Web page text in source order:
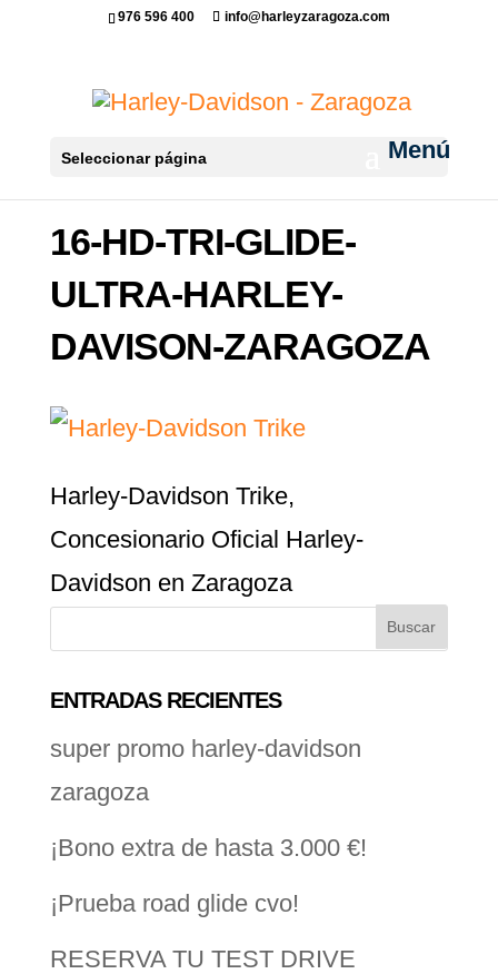
976 596 400 info@harleyzaragoza.com
Seleccionar página
16-HD-TRI-GLIDE-
ULTRA-HARLEY-
DAVISON-ZARAGOZA
Harley-Davidson Trike,
Concesionario Oficial Harley-
Davidson en Zaragoza
ENTRADAS RECIENTES
super promo harley-davidson
zaragoza
¡Bono extra de hasta 3.000 €!
¡Prueba road glide cvo!
RESERVA TU TEST DRIVE